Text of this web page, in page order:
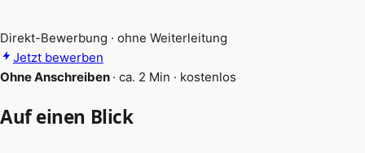
Direkt-Bewerbung · ohne Weiterleitung
Jetzt bewerben
Ohne Anschreiben · ca. 2 Min · kostenlos
Auf einen Blick